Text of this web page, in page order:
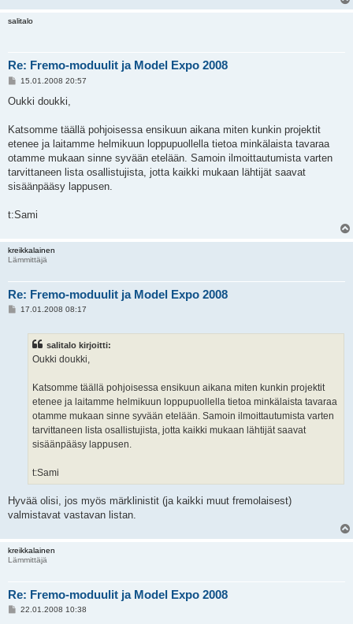
salitalo
Re: Fremo-moduulit ja Model Expo 2008
V
e
i
15.01.2008 20:57
Oukki doukki,
Katsomme täällä pohjoisessa ensikuun aikana miten kunkin projektit
etenee ja laitamme helmikuun loppupuollella tietoa minkälaista tavaraa
otamme mukaan sinne syvään etelään. Samoin ilmoittautumista varten
tarvittaneen lista osallistujista, jotta kaikki mukaan lähtijät saavat
sisäänpääsy lappusen.
t:Sami
kreikkalainen
Lämmittäjä
Re: Fremo-moduulit ja Model Expo 2008
V17.01.2008 08:17
salitalo kirjoitti:
Oukki doukki,
Katsomme täällä pohjoisessa ensikuun aikana miten kunkin projektit
etenee ja laitamme helmikuun loppupuollella tietoa minkälaista tavaraa
otamme mukaan sinne syvään etelään. Samoin ilmoittautumista varten
tarvittaneen lista osallistujista, jotta kaikki mukaan lähtijät saavat
sisäänpääsy lappusen.
t:Sami
Hyvää olisi, jos myös märklinistit (ja kaikki muut fremolaisest)
valmistavat vastavan listan.
kreikkalainen
Lämmittäjä
Re: Fremo-moduulit ja Model Expo 2008
V22.01.2008 10:38